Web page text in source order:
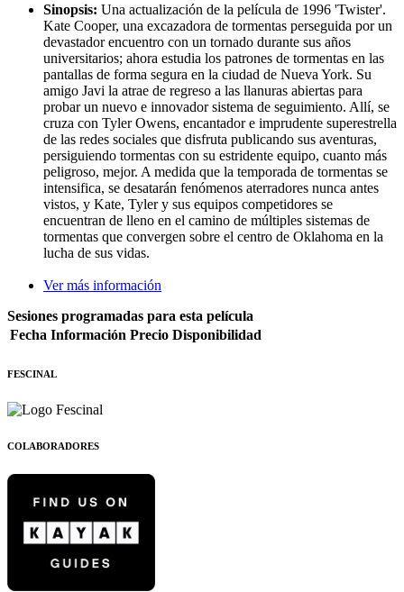
Sinopsis: Una actualización de la película de 1996 'Twister'.
Kate Cooper, una excazadora de tormentas perseguida por un
devastador encuentro con un tornado durante sus años
universitarios; ahora estudia los patrones de tormentas en las
pantallas de forma segura en la ciudad de Nueva York. Su
amigo Javi la atrae de regreso a las llanuras abiertas para
probar un nuevo e innovador sistema de seguimiento. Allí, se
cruza con Tyler Owens, encantador e imprudente superestrella
de las redes sociales que disfruta publicando sus aventuras,
persiguiendo tormentas con su estridente equipo, cuanto más
peligroso, mejor. A medida que la temporada de tormentas se
intensifica, se desatarán fenómenos aterradores nunca antes
vistos, y Kate, Tyler y sus equipos competidores se
encuentran de lleno en el camino de múltiples sistemas de
tormentas que convergen sobre el centro de Oklahoma en la
lucha de sus vidas.
Ver más información
Sesiones programadas para esta película
Fecha Información Precio Disponibilidad
FESCINAL
COLABORADORES